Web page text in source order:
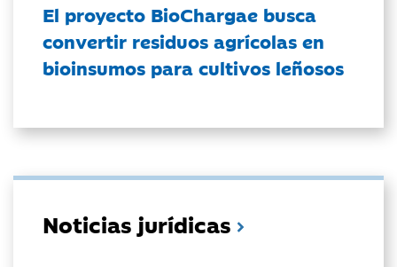
El proyecto BioChargae busca
convertir residuos agrícolas en
bioinsumos para cultivos leñosos
Noticias jurídicas